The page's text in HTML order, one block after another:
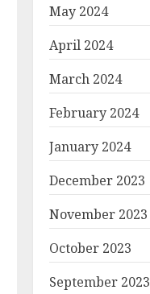
May 2024
April 2024
March 2024
February 2024
January 2024
December 2023
November 2023
October 2023
September 2023